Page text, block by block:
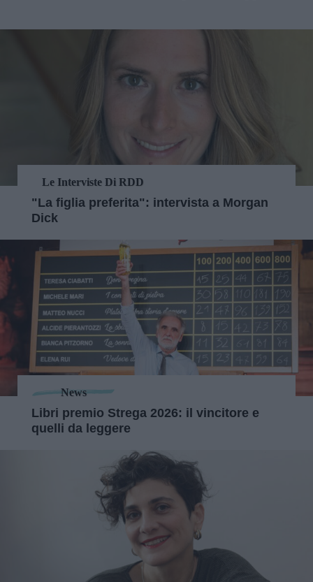
Le Interviste Di RDD
"La figlia preferita": intervista a Morgan
Dick
News
Libri premio Strega 2026: il vincitore e
quelli da leggere